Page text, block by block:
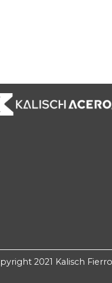
2021 Kalisch